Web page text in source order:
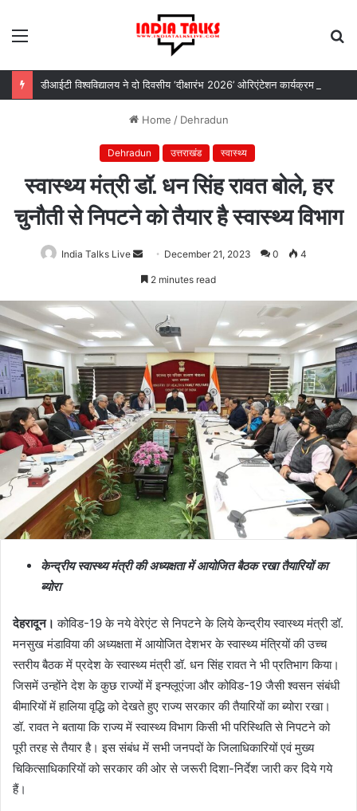
Home / Dehradun
Dehradun उत्तराखंड स्वास्थ्य
स्वास्थ्य मंत्री डॉ. धन सिंह रावत बोले, हर
चुनौती से निपटने को तैयार है स्वास्थ्य विभाग
India Talks Live
Send
an
December 21, 2023 0 4
2 minutes read
केन्द्रीय स्वास्थ्य मंत्री की अध्यक्षता में आयोजित बैठक रखा तैयारियों का
ब्योरा
देहरादून। कोविड-19 के नये वेरेएंट से निपटने के लिये केन्द्रीय स्वास्थ्य मंत्री डॉ.
मनसुख मंडाविया की अध्यक्षता में आयोजित देशभर के स्वास्थ्य मंत्रियों की उच्च
स्तरीय बैठक में प्रदेश के स्वास्थ्य मंत्री डॉ. धन सिंह रावत ने भी प्रतिभाग किया।
जिसमें उन्होंने देश के कुछ राज्यों में इन्फ्लूएंजा और कोविड-19 जैसी श्वसन संबंधी
बीमारियों में हालिया वृद्धि को देखते हुए राज्य सरकार की तैयारियों का ब्योरा रखा।
डॉ. रावत ने बताया कि राज्य में स्वास्थ्य विभाग किसी भी परिस्थिति से निपटने को
पूरी तरह से तैयार है। इस संबंध में सभी जनपदों के जिलाधिकारियों एवं मुख्य
चिकित्साधिकारियों को सरकार की ओर से जरूरी दिशा-निर्देश जारी कर दिये गये
हैं।